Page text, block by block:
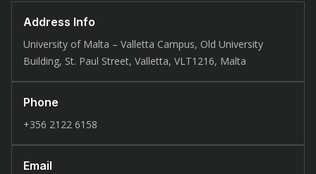
Address Info
University of Malta – Valletta Campus, Old University
Building, St. Paul Street, Valletta, VLT1216, Malta
Phone
+356 2122 6158
Email